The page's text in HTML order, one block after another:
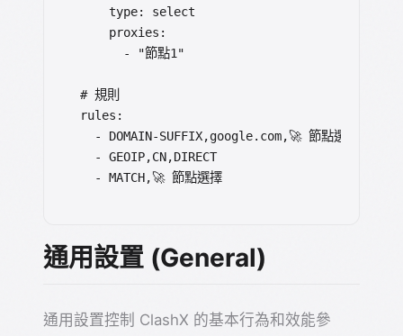
    type: select
    proxies:
      - "節點1"
# 規則
rules:
  - DOMAIN-SUFFIX,google.com,🚀 節點選擇
  - GEOIP,CN,DIRECT
  - MATCH,🚀 節點選擇
通用設置 (General)
通用設置控制 ClashX 的基本行為和效能參